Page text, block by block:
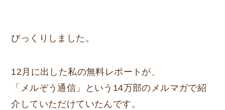
びっくりしました。
12月に出した私の無料レポートが、
「メルぞう通信」という14万部のメルマガで紹
介していただけていたんです。